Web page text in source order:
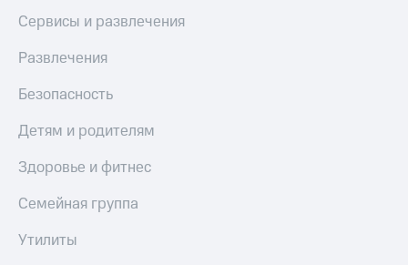
Сервисы и развлечения
Развлечения
Безопасность
Детям и родителям
Здоровье и фитнес
Семейная группа
Утилиты